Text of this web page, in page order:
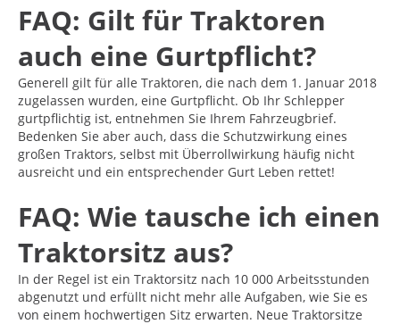
FAQ: Gilt für Traktoren
auch eine Gurtpflicht?
Generell gilt für alle Traktoren, die nach dem 1. Januar 2018
zugelassen wurden, eine Gurtpflicht. Ob Ihr Schlepper
gurtpflichtig ist, entnehmen Sie Ihrem Fahrzeugbrief.
Bedenken Sie aber auch, dass die Schutzwirkung eines
großen Traktors, selbst mit Überrollwirkung häufig nicht
ausreicht und ein entsprechender Gurt Leben rettet!
FAQ: Wie tausche ich einen
Traktorsitz aus?
In der Regel ist ein Traktorsitz nach 10 000 Arbeitsstunden
abgenutzt und erfüllt nicht mehr alle Aufgaben, wie Sie es
von einem hochwertigen Sitz erwarten. Neue Traktorsitze